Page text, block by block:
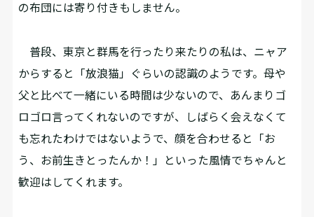
の布団には寄り付きもしません。
普段、東京と群馬を行ったり来たりの私は、ニャア
からすると「放浪猫」ぐらいの認識のようです。母や
父と比べて一緒にいる時間は少ないので、あんまりゴ
ロゴロ言ってくれないのですが、しばらく会えなくて
も忘れたわけではないようで、顔を合わせると「お
う、お前生きとったんか！」といった風情でちゃんと
歓迎はしてくれます。